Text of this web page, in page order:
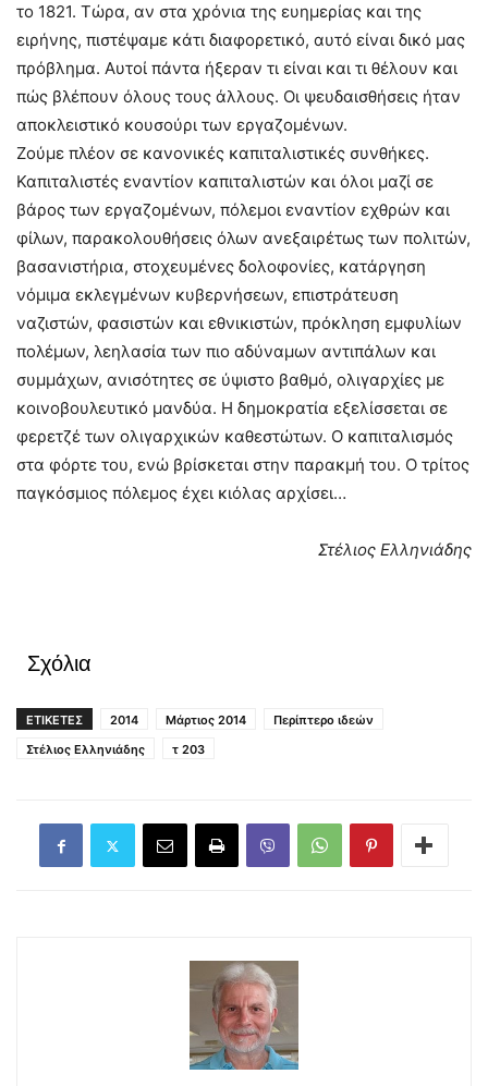
το 1821. Τώρα, αν στα χρόνια της ευημερίας και της
ειρήνης, πιστέψαμε κάτι διαφορετικό, αυτό είναι δικό μας
πρόβλημα. Αυτοί πάντα ήξεραν τι είναι και τι θέλουν και
πώς βλέπουν όλους τους άλλους. Οι ψευδαισθήσεις ήταν
αποκλειστικό κουσούρι των εργαζομένων.
Ζούμε πλέον σε κανονικές καπιταλιστικές συνθήκες.
Καπιταλιστές εναντίον καπιταλιστών και όλοι μαζί σε
βάρος των εργαζομένων, πόλεμοι εναντίον εχθρών και
φίλων, παρακολουθήσεις όλων ανεξαιρέτως των πολιτών,
βασανιστήρια, στοχευμένες δολοφονίες, κατάργηση
νόμιμα εκλεγμένων κυβερνήσεων, επιστράτευση
ναζιστών, φασιστών και εθνικιστών, πρόκληση εμφυλίων
πολέμων, λεηλασία των πιο αδύναμων αντιπάλων και
συμμάχων, ανισότητες σε ύψιστο βαθμό, ολιγαρχίες με
κοινοβουλευτικό μανδύα. Η δημοκρατία εξελίσσεται σε
φερετζέ των ολιγαρχικών καθεστώτων. Ο καπιταλισμός
στα φόρτε του, ενώ βρίσκεται στην παρακμή του. Ο τρίτος
παγκόσμιος πόλεμος έχει κιόλας αρχίσει…
Στέλιος Ελληνιάδης
Σχόλια
ΕΤΙΚΕΤΕΣ 2014 Μάρτιος 2014
Περίπτερο ιδεών
Στέλιος Ελληνιάδης
τ 203